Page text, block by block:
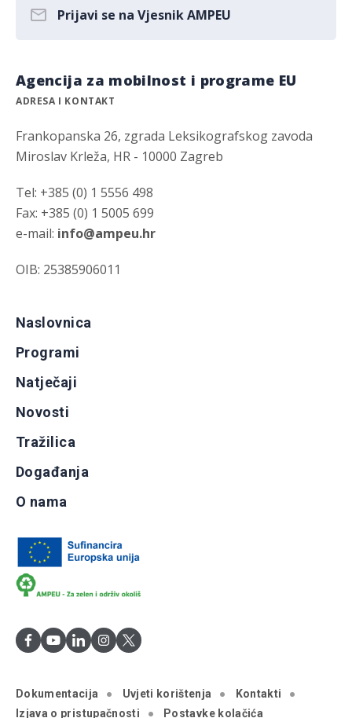
Prijavi se na Vjesnik AMPEU
Agencija za mobilnost i programe EU
ADRESA I KONTAKT
Frankopanska 26, zgrada Leksikografskog zavoda
Miroslav Krleža, HR - 10000 Zagreb
Tel: +385 (0) 1 5556 498
Fax: +385 (0) 1 5005 699
e-mail: info@ampeu.hr
OIB: 25385906011
Naslovnica
Programi
Natječaji
Novosti
Tražilica
Događanja
O nama
Dokumentacija Uvjeti korištenja
Kontakti
Izjava o pristupačnosti
Postavke kolačića